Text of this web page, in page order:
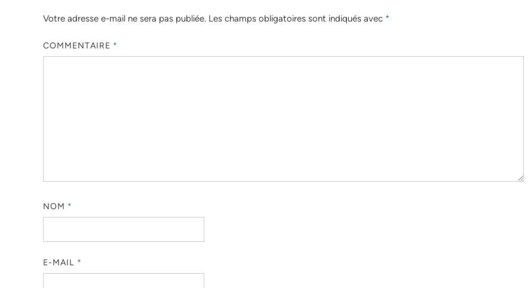
Votre adresse e-mail ne sera pas publiée. Les champs obligatoires sont indiqués avec *
COMMENTAIRE *
NOM *
E-MAIL *